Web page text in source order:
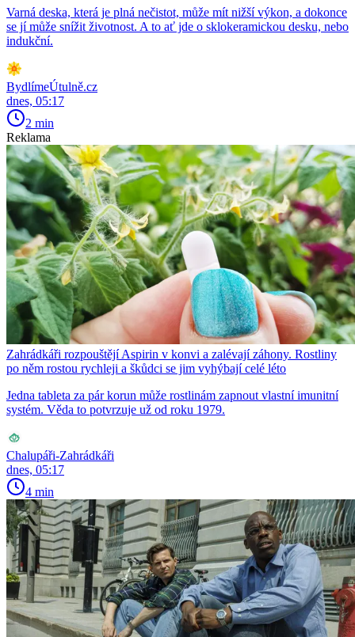
Varná deska, která je plná nečistot, může mít nižší výkon, a dokonce
se jí může snížit životnost. A to ať jde o sklokeramickou desku, nebo
indukční.
BydlímeÚtulně.cz
dnes, 05:17
2 min
Reklama
Zahrádkáři rozpouštějí Aspirin v konvi a zalévají záhony. Rostliny
po něm rostou rychleji a škůdci se jim vyhýbají celé léto
Jedna tableta za pár korun může rostlinám zapnout vlastní imunitní
systém. Věda to potvrzuje už od roku 1979.
Chalupáři-Zahrádkáři
dnes, 05:17
4 min